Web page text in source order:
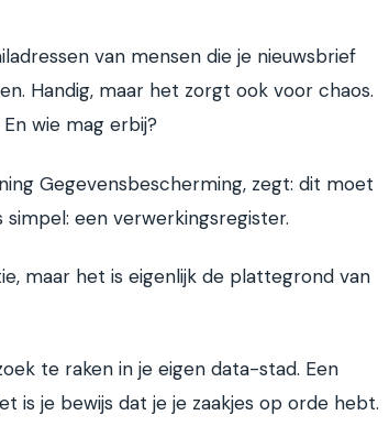
van mensen die je nieuwsbrief
Handig, maar het zorgt ook voor chaos.
wie mag erbij?
Gegevensbescherming, zegt: dit moet
een verwerkingsregister.
maar het is eigenlijk de plattegrond van
te raken in je eigen data-stad. Een
is je bewijs dat je je zaakjes op orde hebt.